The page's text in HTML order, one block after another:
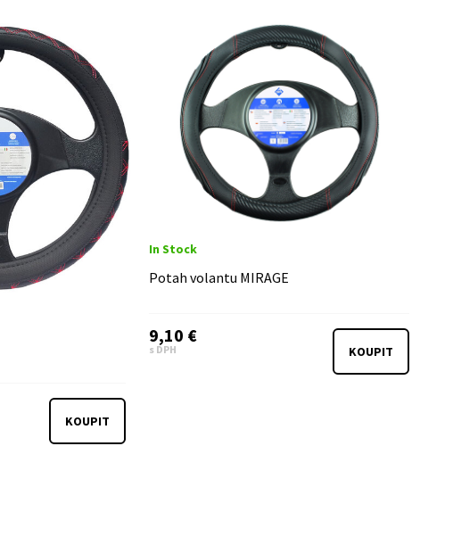
KOUPIT
In Stock
Potah volantu MIRAGE
9,10 €
s DPH KOUPIT